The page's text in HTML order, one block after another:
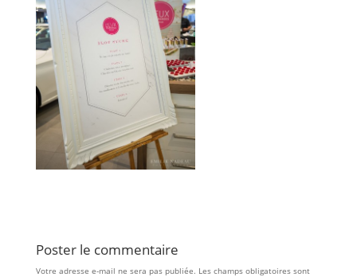
Poster le commentaire
Votre adresse e-mail ne sera pas publiée. Les champs obligatoires sont